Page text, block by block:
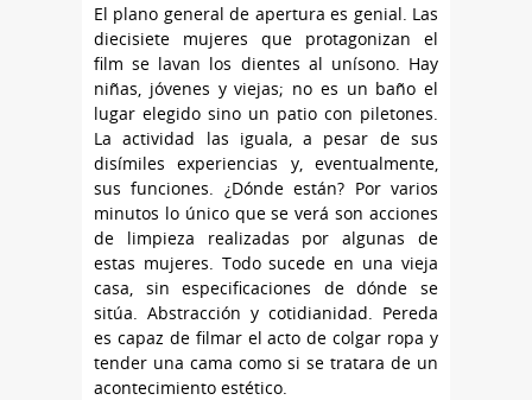
El plano general de apertura es genial. Las
diecisiete mujeres que protagonizan el
film se lavan los dientes al unísono. Hay
niñas, jóvenes y viejas; no es un baño el
lugar elegido sino un patio con piletones.
La actividad las iguala, a pesar de sus
disímiles experiencias y, eventualmente,
sus funciones. ¿Dónde están? Por varios
minutos lo único que se verá son acciones
de limpieza realizadas por algunas de
estas mujeres. Todo sucede en una vieja
casa, sin especificaciones de dónde se
sitúa. Abstracción y cotidianidad. Pereda
es capaz de filmar el acto de colgar ropa y
tender una cama como si se tratara de un
acontecimiento estético.